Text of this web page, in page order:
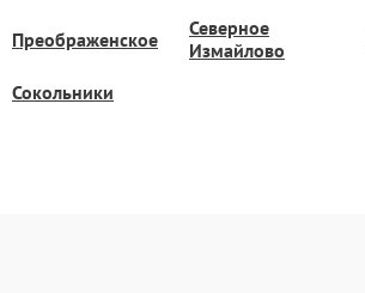
Преображенское
Северное
Измайлово
Сокольники